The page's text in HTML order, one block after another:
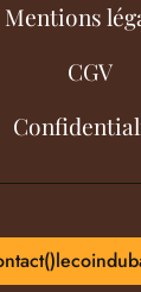
Mentions
CGV